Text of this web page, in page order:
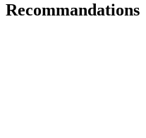
Recommandations